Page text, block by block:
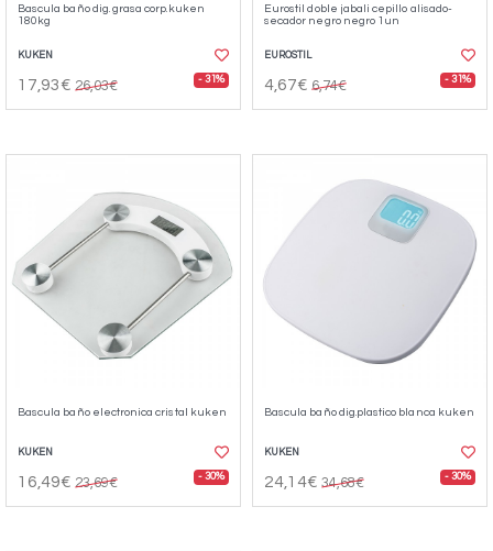
Bascula baño dig. grasa corp.kuken
180kg
KUKEN
17,93€ 26,03€ - 31%
Eurostil doble jabali cepillo alisado-
secador negro negro 1un
EUROSTIL
4,67€ 6,74€ - 31%
Bascula baño electronica cristal kuken
KUKEN
16,49€ 23,69€ - 30%
Bascula baño dig.plastico blanca kuken
KUKEN
24,14€ 34,68€ - 30%